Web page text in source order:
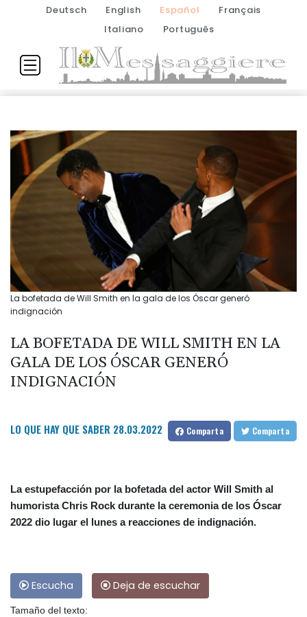
Deutsch English Español
Français
Italiano
Português
La bofetada de Will Smith en la gala de los Óscar generó
indignación
LA BOFETADA DE WILL SMITH EN LA
GALA DE LOS ÓSCAR GENERÓ
INDIGNACIÓN
LO QUE HAY QUE SABER 28.03.2022 Comparta Comparta
La estupefacción por la bofetada del actor Will Smith al
humorista Chris Rock durante la ceremonia de los Óscar
2022 dio lugar el lunes a reacciones de indignación.
Escucha Deja de escuchar
Tamaño del texto: